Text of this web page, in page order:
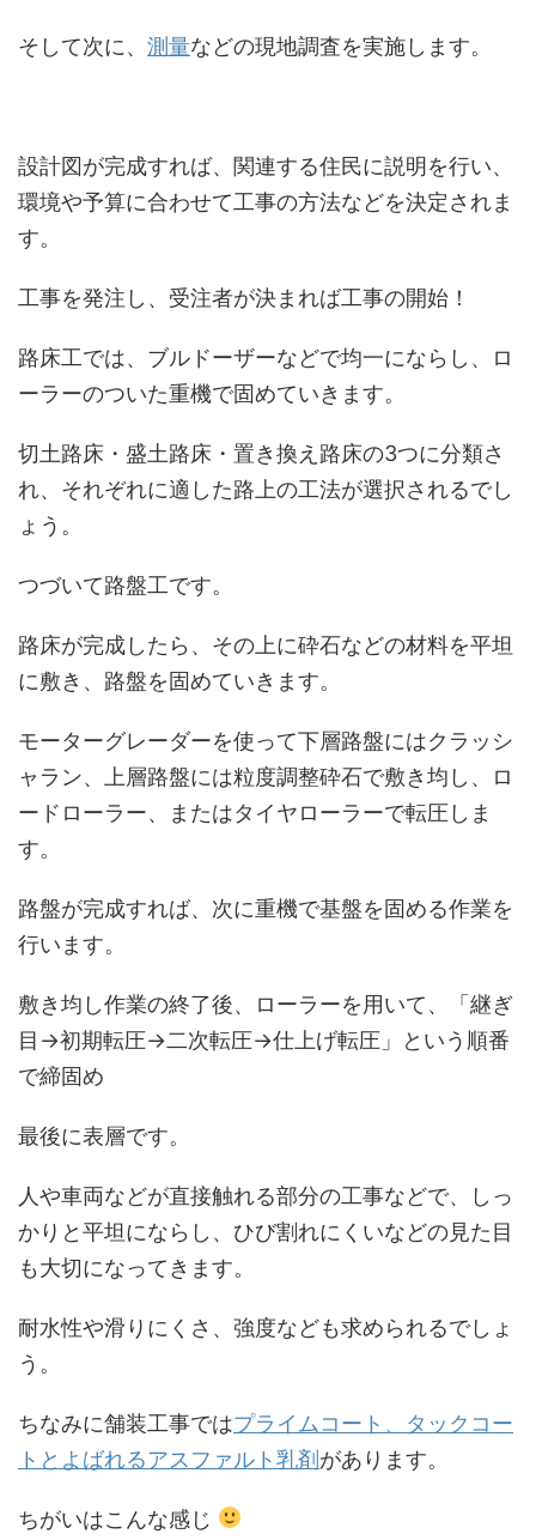
そして次に、 測量などの現地調査を実施します。
設計図が完成すれば、関連する住民に説明を行い、
環境や予算に合わせて工事の方法などを決定されま
す。
工事を発注し、受注者が決まれば工事の開始！
路床工では、ブルドーザーなどで均一にならし、ロ
ーラーのついた重機で固めていきます。
切土路床・盛土路床・置き換え路床の3つに分類さ
れ、それぞれに適した路上の工法が選択されるでし
ょう。
つづいて路盤工です。
路床が完成したら、その上に砕石などの材料を平坦
に敷き、路盤を固めていきます。
モーターグレーダーを使って下層路盤にはクラッシ
ャラン、上層路盤には粒度調整砕石で敷き均し、ロ
ードローラー、またはタイヤローラーで転圧しま
す。
路盤が完成すれば、次に重機で基盤を固める作業を
行います。
敷き均し作業の終了後、ローラーを用いて、「継ぎ
目→初期転圧→二次転圧→仕上げ転圧」という順番
で締固め
最後に表層です。
人や車両などが直接触れる部分の工事などで、しっ
かりと平坦にならし、ひび割れにくいなどの見た目
も大切になってきます。
耐水性や滑りにくさ、強度なども求められるでしょ
う。
ちなみに舗装工事ではプライムコート、タックコー
トとよばれるアスファルト乳剤があります。
ちがいはこんな感じ